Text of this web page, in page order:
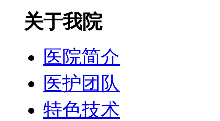
关于我院
医院简介
医护团队
特色技术